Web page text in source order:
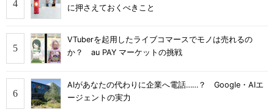
に押さえておくべきこと
VTuberを起用したライブコマースでモノは売れるの
か？ au PAY マーケットの挑戦
AIがあなたの代わりに企業へ電話……？ Google・AIエ
ージェントの実力